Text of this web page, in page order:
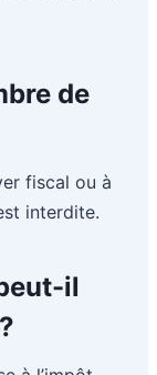
de
fiscal ou à
interdite.
il